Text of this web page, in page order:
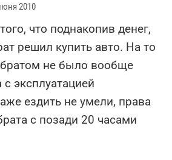
2010
что поднакопив денег,
решил купить авто. На то
не было вообще
эксплуатацией
ездить не умели, права
с позади 20 часами